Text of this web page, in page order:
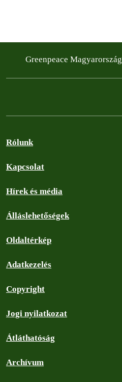
Greenpeace Magyarország
Rólunk
Kapcsolat
Hírek és média
Álláslehetőségek
Oldaltérkép
Adatkezelés
Copyright
Jogi nyilatkozat
Átláthatóság
Archívum